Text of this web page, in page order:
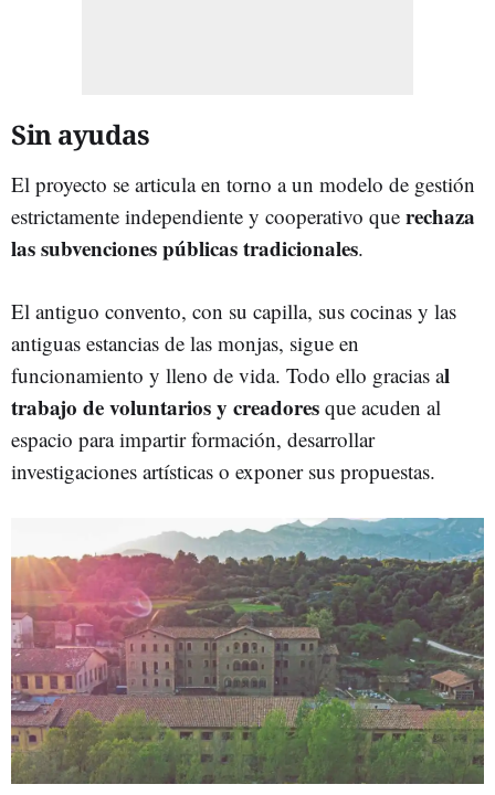
Sin ayudas
El proyecto se articula en torno a un modelo de gestión
estrictamente independiente y cooperativo que rechaza
las subvenciones públicas tradicionales.
El antiguo convento, con su capilla, sus cocinas y las
antiguas estancias de las monjas, sigue en
funcionamiento y lleno de vida. Todo ello gracias al
trabajo de voluntarios y creadores que acuden al
espacio para impartir formación, desarrollar
investigaciones artísticas o exponer sus propuestas.